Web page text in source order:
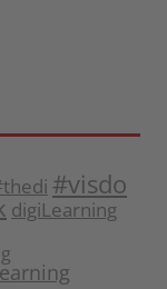
#visdo
digiLearning